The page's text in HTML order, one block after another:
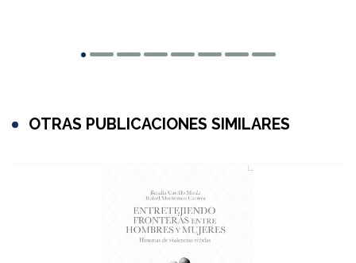
OTRAS PUBLICACIONES SIMILARES